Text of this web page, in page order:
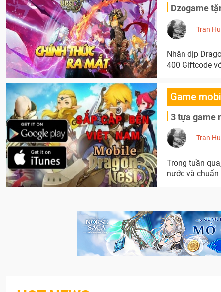
Dzogame
Tran
Nhân dịp
400 Giftcode
Game
3 tựa game
Tran
Trong tuần
nước và chuẩn